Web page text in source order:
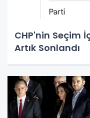
CHP'nin Seçim
Artık Sonlandı